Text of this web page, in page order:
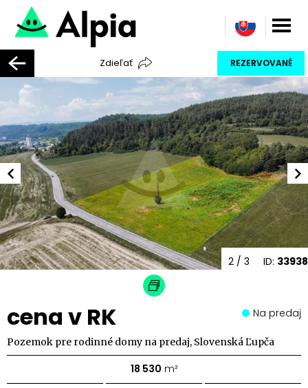
Zdieľať REZERVOVANÉ
ID: 33938
3 / 3
cena v RK Na predaj
Pozemok pre rodinné domy na predaj, Slovenská Ľupča
18 530 m²